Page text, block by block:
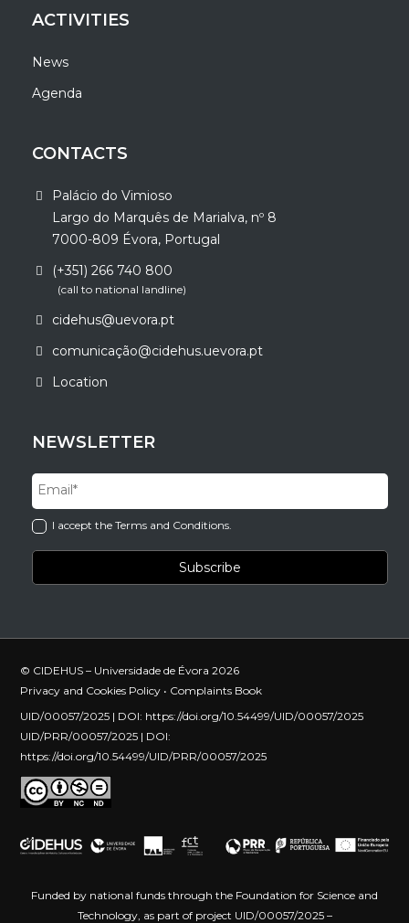
ACTIVITIES
News
Agenda
CONTACTS
Palácio do Vimioso
Largo do Marquês de Marialva, nº 8
7000-809 Évora, Portugal
(+351) 266 740 800
(call to national landline)
cidehus@uevora.pt
comunicação@cidehus.uevora.pt
Location
NEWSLETTER
I accept the Terms and Conditions.
© CIDEHUS – Universidade de Évora 2026
Privacy and Cookies Policy • Complaints Book
UID/00057/2025 | DOI: https://doi.org/10.54499/UID/00057/2025
UID/PRR/00057/2025 | DOI:
https://doi.org/10.54499/UID/PRR/00057/2025
Funded by national funds through the Foundation for Science and
Technology, as part of project UID/00057/2025 –